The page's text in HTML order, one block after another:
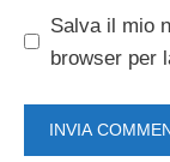
Salva il mio
browser per